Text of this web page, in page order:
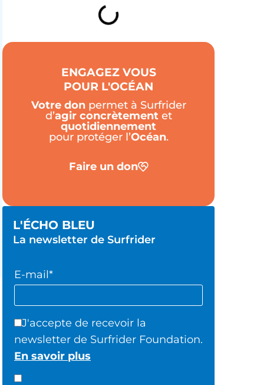
ENGAGEZ VOUS
POUR L'OCÉAN
Votre donpermet à Surfrider
d’agir concrètementet
quotidiennement
pour protéger l’Océan.
Faire un don
L'ÉCHO BLEU
La newsletter de Surfrider
E-mail*
J'accepte de recevoir la
newsletter de Surfrider Foundation.
En savoir plus